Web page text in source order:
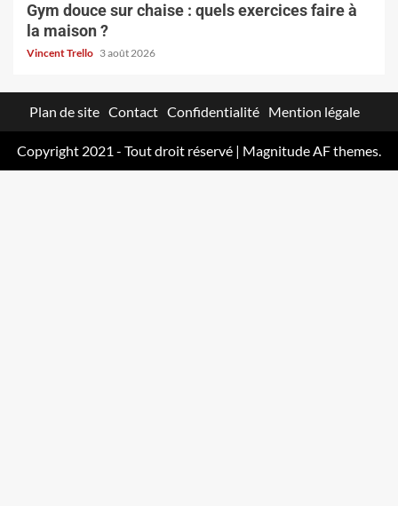
Gym douce sur chaise : quels exercices faire à
la maison ?
Vincent Trello 3 août 2026
Plan de site Contact Confidentialité Mention légale
Copyright 2021 - Tout droit réservé | MagnitudeAF themes.